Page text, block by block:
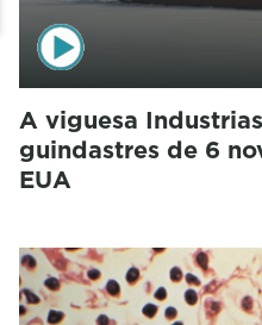
A viguesa
guindastres de 6
EUA